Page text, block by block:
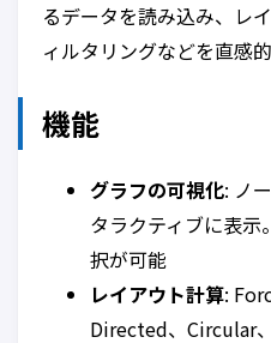
るデータを読み込み、レ
ィルタリングなどを直感
機能
グラフの可視化: ノ
タラクティブに表
択が可能
レイアウト計算:
Directed、Circular